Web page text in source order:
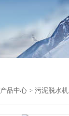
产品中心 > 污泥脱水机